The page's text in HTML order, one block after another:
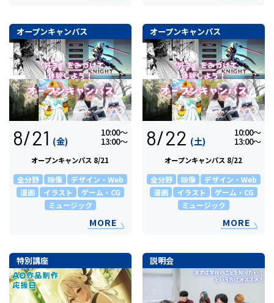
オープンキャンパス
8/21 (金)
10:00〜
13:00〜
オープンキャンパス 8/21
全分野 映像
デザイン・Web
漫画
イラスト
ゲーム・CG
ミュージック
MORE
オープンキャンパス
8/22 (土)
10:00〜
13:00〜
オープンキャンパス 8/22
全分野 映像
デザイン・Web
漫画
イラスト
ゲーム・CG
ミュージック
MORE
特別講座 説明会